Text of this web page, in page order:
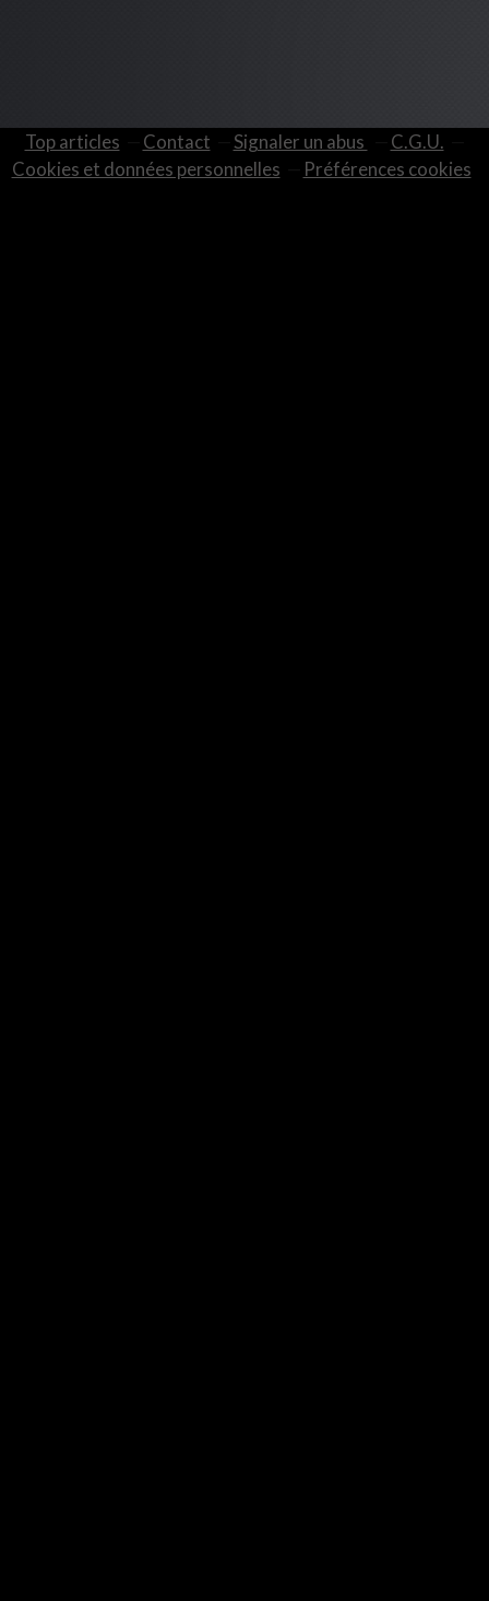
Top articles Contact Signaler un abus
C.G.U.
Cookies et données personnelles
Préférences cookies